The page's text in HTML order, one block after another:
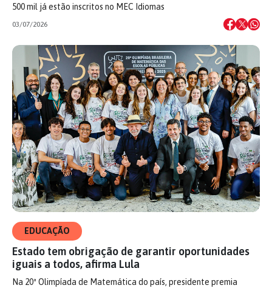
500 mil já estão inscritos no MEC Idiomas
03/07/2026
EDUCAÇÃO
Estado tem obrigação de garantir oportunidades
iguais a todos, afirma Lula
Na 20ª Olimpíada de Matemática do país, presidente premia